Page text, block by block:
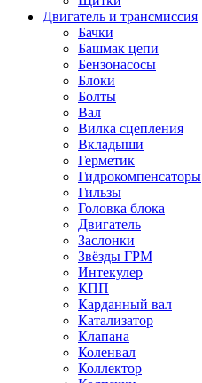
Двигатель и трансмиссия
Бачки
Башмак цепи
Бензонасосы
Блоки
Болты
Вал
Вилка сцепления
Вкладыши
Герметик
Гидрокомпенсаторы
Гильзы
Головка блока
Двигатель
Заслонки
Звёзды ГРМ
Интекулер
КПП
Карданный вал
Катализатор
Клапана
Коленвал
Коллектор